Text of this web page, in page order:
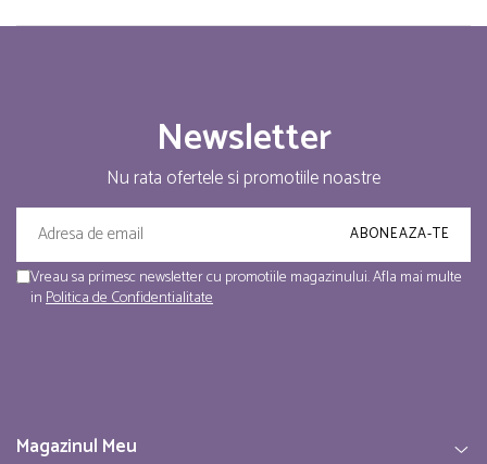
Newsletter
Nu rata ofertele si promotiile noastre
Vreau sa primesc newsletter cu promotiile magazinului. Afla mai multe
inPolitica de Confidentialitate
Magazinul Meu